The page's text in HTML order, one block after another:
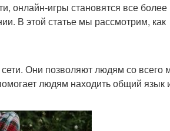
онлайн-игры становятся все более
В этой статье мы рассмотрим, как
Они позволяют людям со всего
людям находить общий язык